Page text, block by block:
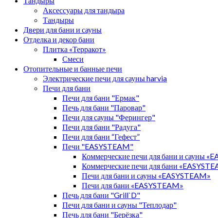
Аксессуары для тандыра
Тандыры
Двери для бани и сауны
Отделка и декор бани
Плитка «Терракот»
Смеси
Отопительные и банные печи
Электрические печи для сауны harvia
Печи для бани
Печи для бани "Ермак"
Печь для бани "Паровар"
Печи для сауны "Ферингер"
Печи для бани "Радуга"
Печи для бани “Гефест”
Печи "EASYSTEAM"
Коммерческие печи для бани и сауны
Коммерческие печи для бани
Печи для бани и сауны «EASYSTEAM»
Печи для бани «EASYSTEAM»
Печь для бани "Grill`D"
Печи для бани и сауны "Теплодар"
Печь для бани "Берёзка"